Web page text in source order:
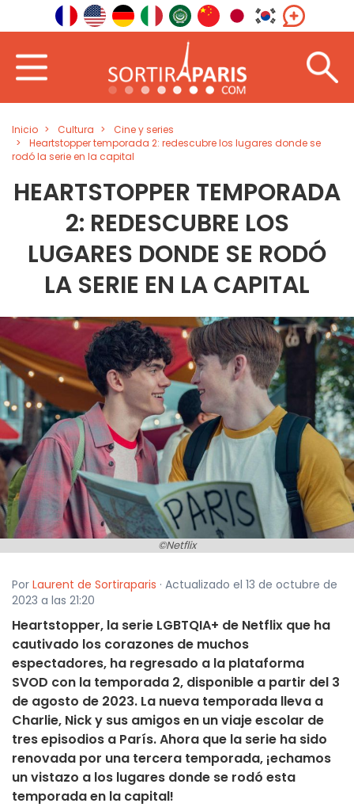
Inicio Cultura
Cine y series
Heartstopper temporada 2: redescubre los lugares donde se
rodó la serie en la capital
HEARTSTOPPER TEMPORADA
2: REDESCUBRE LOS
LUGARES DONDE SE RODÓ
LA SERIE EN LA CAPITAL
©Netflix
Por Laurent de Sortiraparis · Actualizado el 13 de octubre de
2023 a las 21:20
Heartstopper, la serie LGBTQIA+ de Netflix que ha
cautivado los corazones de muchos
espectadores, ha regresado a la plataforma
SVOD con la temporada 2, disponible a partir del 3
de agosto de 2023. La nueva temporada lleva a
Charlie, Nick y sus amigos en un viaje escolar de
tres episodios a París. Ahora que la serie ha sido
renovada por una tercera temporada, ¡echamos
un vistazo a los lugares donde se rodó esta
temporada en la capital!